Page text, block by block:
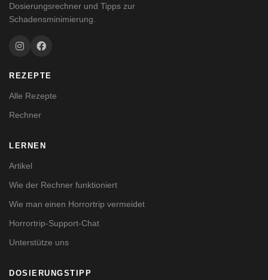
Dosierungsrechner und Tipps zur
Schadensminimierung.
REZEPTE
Alle Rezepte
Rechner
LERNEN
Artikel
Wie der Rechner funktioniert
Wie man einen Horrortrip vermeidet
Horrortrip-Support-Chat
Unterstütze uns
DOSIERUNGSTIPP